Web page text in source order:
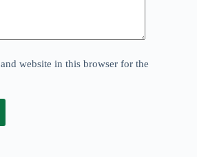
website in this browser for the